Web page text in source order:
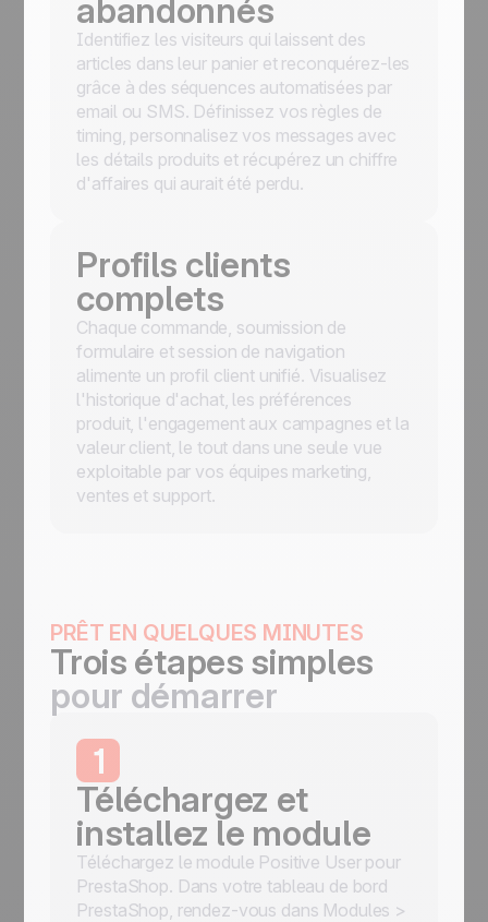
abandonnés
Identifiez les visiteurs qui laissent des
articles dans leur panier et reconquérez-les
grâce à des séquences automatisées par
email ou SMS. Définissez vos règles de
timing, personnalisez vos messages avec
les détails produits et récupérez un chiffre
d'affaires qui aurait été perdu.
Profils clients
complets
Chaque commande, soumission de
formulaire et session de navigation
alimente un profil client unifié. Visualisez
l'historique d'achat, les préférences
produit, l'engagement aux campagnes et la
valeur client, le tout dans une seule vue
exploitable par vos équipes marketing,
ventes et support.
PRÊT EN QUELQUES MINUTES
Trois étapes simples
pour démarrer
1
Téléchargez et
installez le module
Téléchargez le module Positive User pour
PrestaShop. Dans votre tableau de bord
PrestaShop, rendez-vous dans Modules >